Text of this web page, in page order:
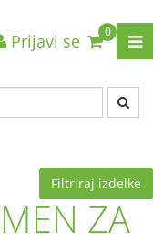
0
Prijavi se
Filtriraj izdelke
ZA